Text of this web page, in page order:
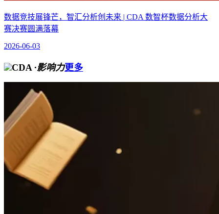
数据竞技展锋芒，智汇分析创未来 | CDA 数智杯数据分析大
赛决赛圆满落幕
2026-06-03
CDA ·影响力更多